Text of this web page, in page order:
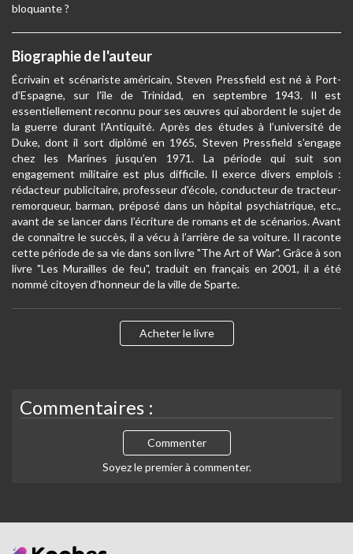
bloquante ?
Biographie de l'auteur
Écrivain et scénariste américain, Steven Pressfield est né à Port-
d’Espagne, sur l’île de Trinidad, en septembre 1943. Il est
essentiellement reconnu pour ses œuvres qui abordent le sujet de
la guerre durant l’Antiquité. Après des études à l’université de
Duke, dont il sort diplômé en 1965, Steven Pressfield s’engage
chez les Marines jusqu’en 1971. La période qui suit son
engagement militaire est plus difficile. Il exerce divers emplois :
rédacteur publicitaire, professeur d'école, conducteur de tracteur-
remorqueur, barman, préposé dans un hôpital psychiatrique, etc.,
avant de se lancer dans l’écriture de romans et de scénarios. Avant
de connaître le succès, il a vécu à l’arrière de sa voiture. Il raconte
cette période de sa vie dans son livre "The Art of War". Grâce à son
livre "Les Murailles de feu", traduit en français en 2001, il a été
nommé citoyen d’honneur de la ville de Sparte.
Acheter le livre
Commentaires :
Commenter
Soyez le premier à commenter.